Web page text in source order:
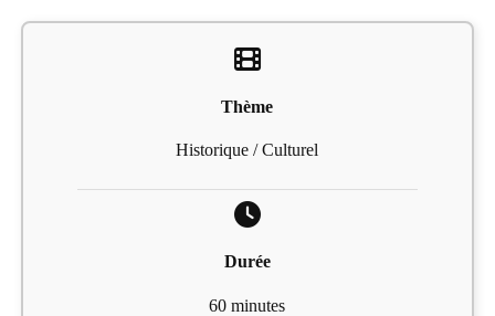
Thème
Historique / Culturel
Durée
60 minutes